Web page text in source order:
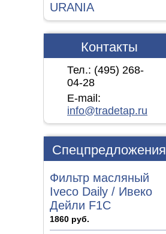
URANIA
Контакты
Тел.: (495) 268-
04-28
E-mail:
info@tradetap.ru
Спецпредложения
Фильтр масляный
Iveco Daily / Ивеко
Дейли F1C
1860 руб.